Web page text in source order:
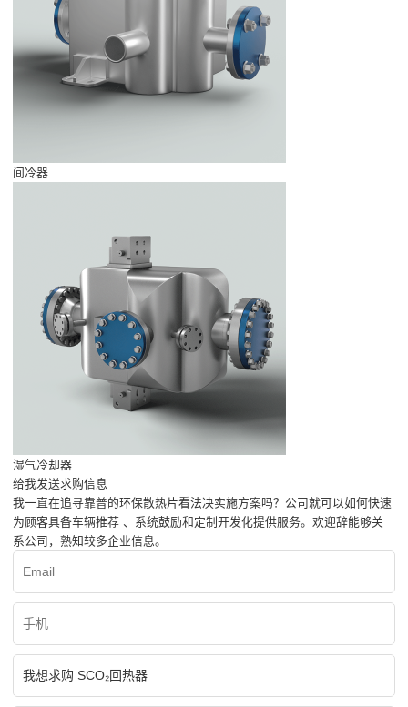
间冷器
湿气冷却器
给我发送求购信息
我一直在追寻靠普的环保散热片看法决实施方案吗？公司就可以如何快速
为顾客具备车辆推荐 、系统鼓励和定制开发化提供服务。欢迎辞能够关
系公司，熟知较多企业信息。